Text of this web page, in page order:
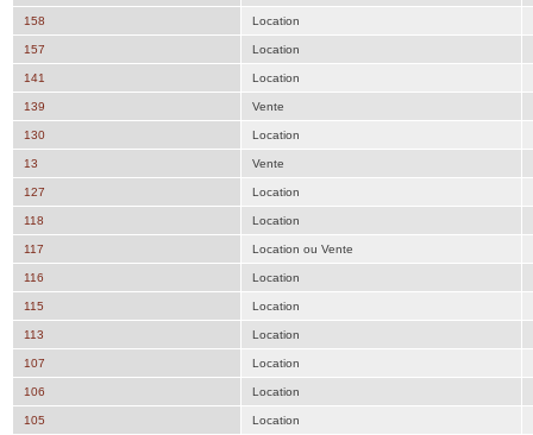
158 Location
157 Location
141 Location
139 Vente
130 Location
13 Vente
127 Location
118 Location
117 Location ou Vente
116 Location
115 Location
113 Location
107 Location
106 Location
105 Location